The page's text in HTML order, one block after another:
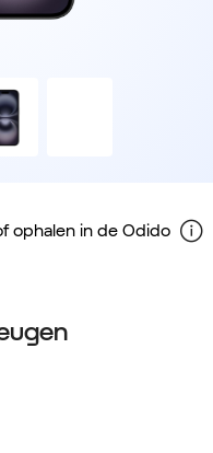
ophalen in de Odido